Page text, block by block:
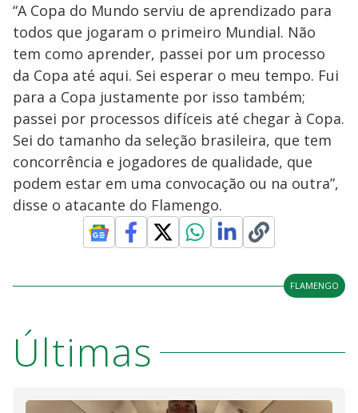
“A Copa do Mundo serviu de aprendizado para
todos que jogaram o primeiro Mundial. Não
tem como aprender, passei por um processo
da Copa até aqui. Sei esperar o meu tempo. Fui
para a Copa justamente por isso também;
passei por processos difíceis até chegar à Copa.
Sei do tamanho da seleção brasileira, que tem
concorrência e jogadores de qualidade, que
podem estar em uma convocação ou na outra”,
disse o atacante do Flamengo.
FLAMENGO
Últimas